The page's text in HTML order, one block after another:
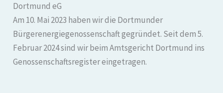
Dortmund eG
Am 10. Mai 2023 haben wir die Dortmunder
Bürgerenergiegenossenschaft gegründet. Seit dem 5.
Februar 2024 sind wir beim Amtsgericht Dortmund ins
Genossenschaftsregister eingetragen.